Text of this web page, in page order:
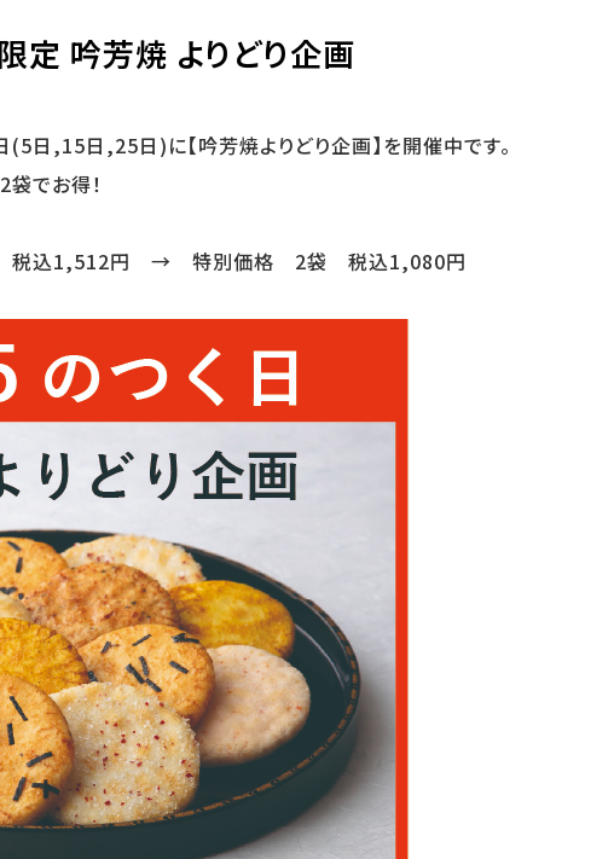
定 吟芳焼 よりどり企画
日,15日,25日)に【吟芳焼よりどり企画】を開催中です。
でお得！
込1,512円 → 特別価格 2袋 税込1,080円